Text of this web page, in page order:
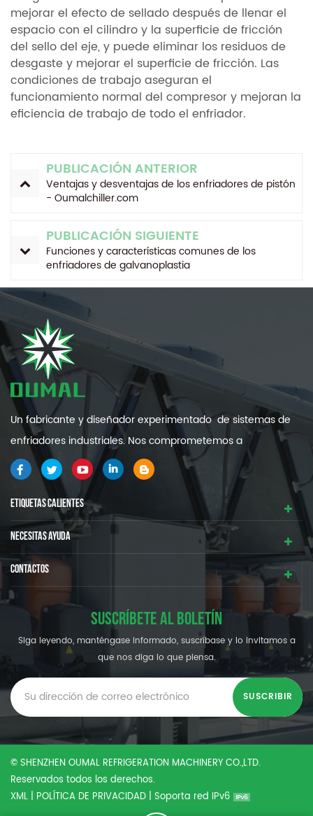
mejorar el efecto de sellado después de llenar el
espacio con el cilindro y la superficie de fricción
del sello del eje, y puede eliminar los residuos de
desgaste y mejorar el superficie de fricción. Las
condiciones de trabajo aseguran el
funcionamiento normal del compresor y mejoran la
eficiencia de trabajo de todo el enfriador.
PUBLICACIÓN ANTERIOR
Ventajas y desventajas de los enfriadores de pistón
- Oumalchiller.com
PUBLICACIÓN SIGUIENTE
Funciones y características comunes de los
enfriadores de galvanoplastia
Un fabricante y diseñador experimentado de sistemas de
enfriadores industriales. Nos comprometemos a
proporcionarle sistemas de refrigeración industrial de alta
calidad y eficiencia .
ETIQUETAS CALIENTES
NECESITAS AYUDA
CONTACTOS
SUSCRÍBETE AL BOLETÍN
Siga leyendo, manténgase informado, suscríbase y lo invitamos a
que nos diga lo que piensa.
© SHENZHEN OUMAL REFRIGERATION MACHINERY CO.,LTD.
Reservados todos los derechos.
XML | POLÍTICA DE PRIVACIDAD | Soporta red IPv6